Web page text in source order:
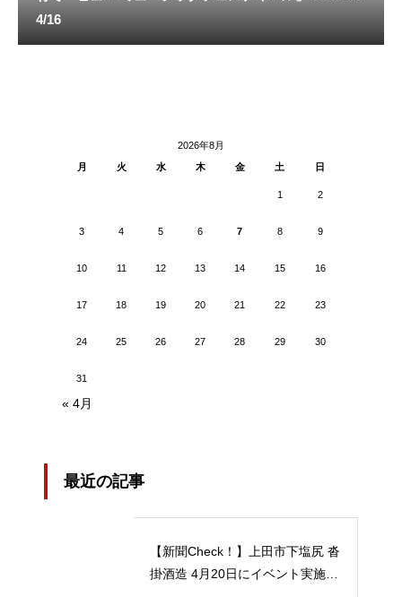
4/16
2026年8月
月
火 水 木 金 土 日
1 2
3 4 5 6 7 8 9
10 11 12 13 14 15 16
17 18 19 20 21 22 23
24 25 26 27 28 29 30
31
« 4月
最近の記事
【新聞Check！】上田市下塩尻 沓
掛酒造 4月20日にイベント実施 5